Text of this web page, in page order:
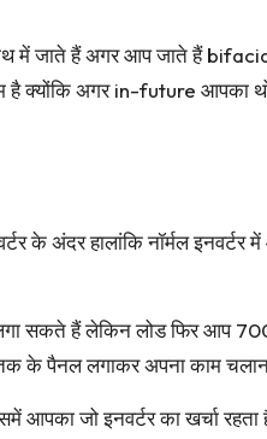
जाते हैं अगर आप जाते हैं
है क्योंकि अगर in-future आपका
के अंदर हालांकि नॉर्मल
सकते हैं लेकिन लोड फिर आप
के पैनल लगाकर अपना काम
जो इनवर्टर का खर्चा